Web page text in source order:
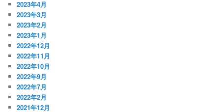
2023年4月
2023年3月
2023年2月
2023年1月
2022年12月
2022年11月
2022年10月
2022年9月
2022年7月
2022年2月
2021年12月